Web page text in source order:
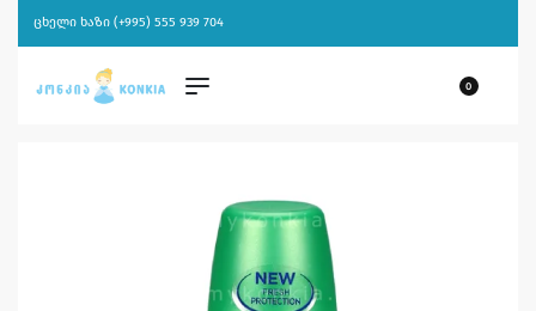
ცხელი ხაზი (+995) 555 939 704
0